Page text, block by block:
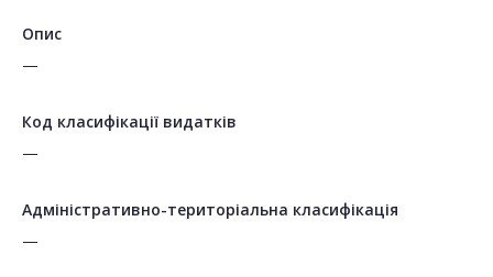
Опис
—
Код класифікації видатків
—
Адміністративно-територіальна класифікація
—